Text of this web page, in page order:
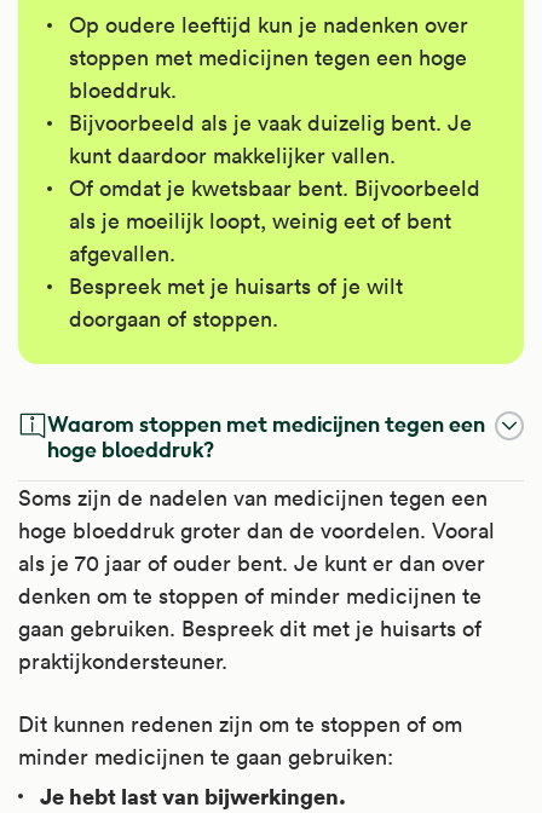
Op oudere leeftijd kun je nadenken over
stoppen met medicijnen tegen een hoge
bloeddruk.
Bijvoorbeeld als je vaak duizelig bent. Je
kunt daardoor makkelijker vallen.
Of omdat je kwetsbaar bent. Bijvoorbeeld
als je moeilijk loopt, weinig eet of bent
afgevallen.
Bespreek met je huisarts of je wilt
doorgaan of stoppen.
Waarom stoppen met medicijnen tegen een
hoge bloeddruk?
Soms zijn de nadelen van medicijnen tegen een
hoge bloeddruk groter dan de voordelen. Vooral
als je 70 jaar of ouder bent. Je kunt er dan over
denken om te stoppen of minder medicijnen te
gaan gebruiken. Bespreek dit met je huisarts of
praktijkondersteuner.
Dit kunnen redenen zijn om te stoppen of om
minder medicijnen te gaan gebruiken:
Je hebt last van bijwerkingen.